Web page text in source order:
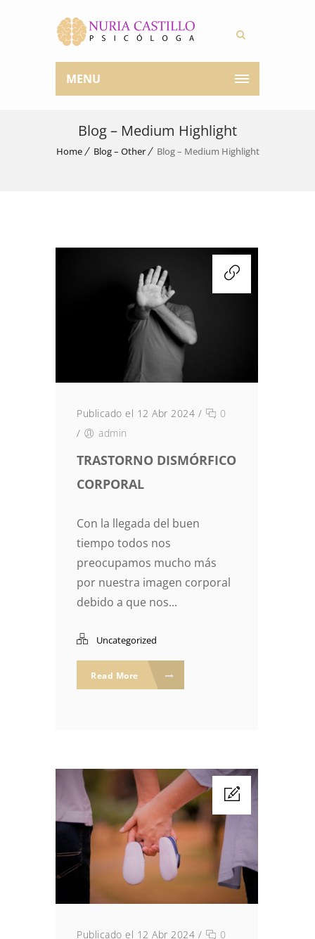
MENU
Blog – Medium Highlight
Home Blog – Other Blog – Medium Highlight
Publicado el 12 Abr 2024 /
0
/
admin
TRASTORNO DISMÓRFICO
CORPORAL
Con la llegada del buen
tiempo todos nos
preocupamos mucho más
por nuestra imagen corporal
debido a que nos...
Uncategorized
Read More
Publicado el 12 Abr 2024 /
0